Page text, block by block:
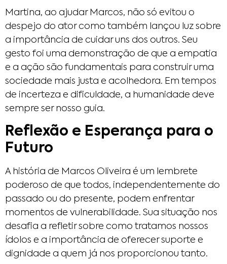
Martina, ao ajudar Marcos, não só evitou o
despejo do ator como também lançou luz sobre
a importância de cuidar uns dos outros. Seu
gesto foi uma demonstração de que a empatia
e a ação são fundamentais para construir uma
sociedade mais justa e acolhedora. Em tempos
de incerteza e dificuldade, a humanidade deve
sempre ser nosso guia.
Reflexão e Esperança para o
Futuro
A história de Marcos Oliveira é um lembrete
poderoso de que todos, independentemente do
passado ou do presente, podem enfrentar
momentos de vulnerabilidade. Sua situação nos
desafia a refletir sobre como tratamos nossos
ídolos e a importância de oferecer suporte e
dignidade a quem já nos proporcionou tanto.